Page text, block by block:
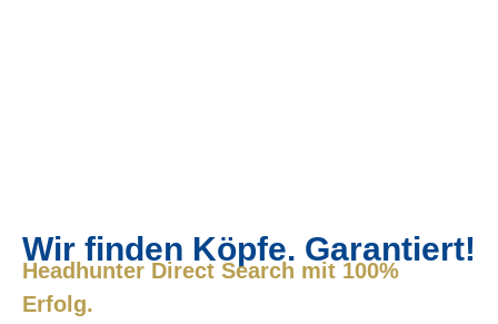
Wir finden Köpfe. Garantiert!
Headhunter Direct Search mit 100%
Erfolg.